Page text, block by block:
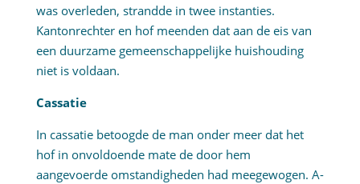
was overleden, strandde in twee instanties.
Kantonrechter en hof meenden dat aan de eis van
een duurzame gemeenschappelijke huishouding
niet is voldaan.
Cassatie
In cassatie betoogde de man onder meer dat het
hof in onvoldoende mate de door hem
aangevoerde omstandigheden had meegewogen. A-